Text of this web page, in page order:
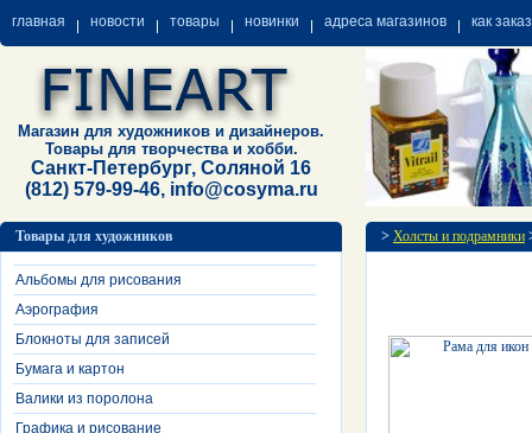
главная новости товары новинки адреса магазинов как
Магазин для художников и дизайнеров.
Товары для творчества и хобби.
Санкт-Петербург, Соляной 16
(812) 579-99-46, info@cosyma.ru
Товары для художников
Альбомы для рисования
Аэрография
Блокноты для записей
Бумага и картон
Валики из поролона
Графика и рисование
> Холсты и подрамники